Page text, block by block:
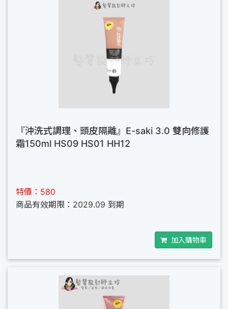
『沖洗式調理、頭皮隔離』E-saki 3.0 雙向修護
霜150ml HS09 HS01 HH12
特價：580
商品有效期限：2029.09 到期
加入購物車